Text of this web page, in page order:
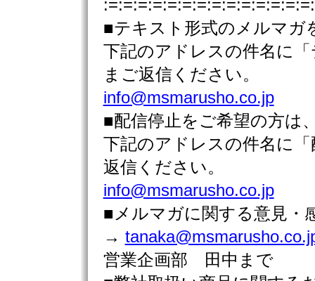
■テキスト形式のメルマガ
下記のアドレスの件名に
まご返信ください。
info@msmarusho.co.jp
■配信停止をご希望の方は
下記のアドレスの件名に
返信ください。
info@msmarusho.co.jp
■メルマガに関する意見・
→
営業企画部 田中まで